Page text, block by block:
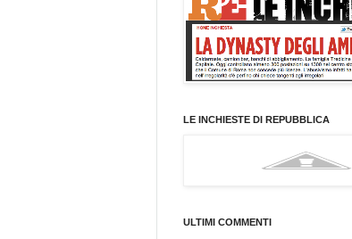
LE INCHIESTE DI REPUBBLICA
ULTIMI COMMENTI